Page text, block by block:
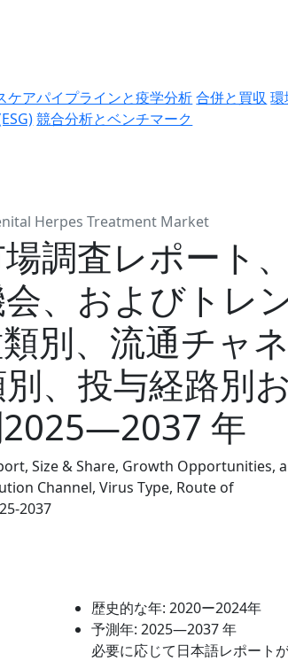
ケアパイプラインと疫学分析合併と買収 環
競合分析とベンチマーク
Herpes Treatment Market
調査レポート
、およびトレ
別、流通チャ
、投与経路別
年
Size & Share, Growth Opportunities,
Channel, Virus Type, Route of
2037
歴史的な年: 2020ー2024年
予測年: 2025―2037 年
必要に応じて日本語レポート